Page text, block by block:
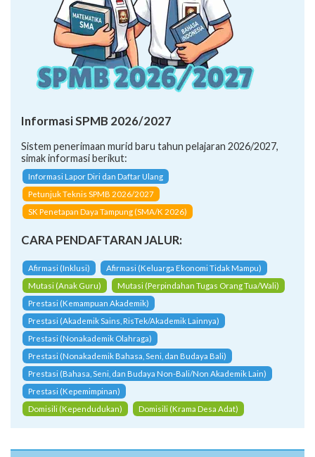
Informasi SPMB 2026/2027
Sistem penerimaan murid baru tahun pelajaran 2026/2027,
simak informasi berikut:
Informasi Lapor Diri dan Daftar Ulang
Petunjuk Teknis SPMB 2026/2027
SK Penetapan Daya Tampung (SMA/K 2026)
CARA PENDAFTARAN JALUR:
Afirmasi (Inklusi)
Afirmasi (Keluarga Ekonomi Tidak Mampu)
Mutasi (Anak Guru)
Mutasi (Perpindahan Tugas Orang Tua/Wali)
Prestasi (Kemampuan Akademik)
Prestasi (Akademik Sains, RisTek/Akademik Lainnya)
Prestasi (Nonakademik Olahraga)
Prestasi (Nonakademik Bahasa, Seni, dan Budaya Bali)
Prestasi (Bahasa, Seni, dan Budaya Non-Bali/Non Akademik Lain)
Prestasi (Kepemimpinan)
Domisili (Kependudukan)
Domisili (Krama Desa Adat)